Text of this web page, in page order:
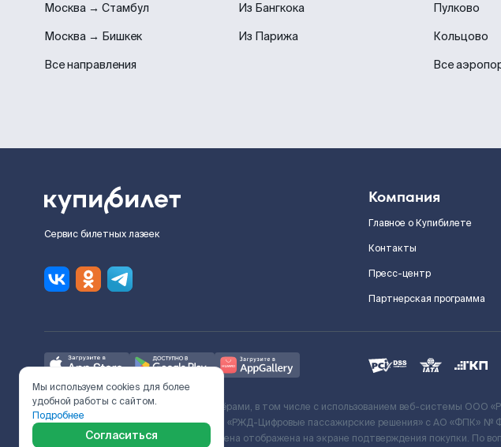
Москва → Стамбул
Москва → Бишкек
Все направления
Из Бангкока
Из Парижа
Пулково
Кольцово
Все
Сервис билетных лазеек
Компания
Главное о Купибилете
Контакты
Пресс-центр
Партнерская программа
Ж/Д билеты предоставляются партнёрами, в том числе с использованием веб-системы ООО
с Поставщиком услуг и Договора ООО «РЖД-Цифровые пассажирские решения» c АО «ФПК»
включает сервисный сбор. Итоговая цена отображена на экране подтверждения покупки.
Мы используем cookies для более
удобной работы с сайтом.
Подробнее
Согласиться